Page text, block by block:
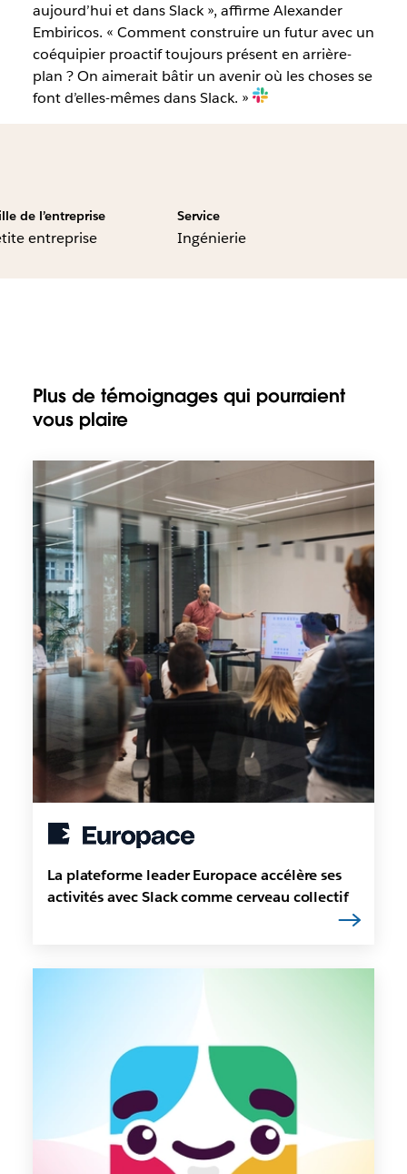
aujourd’hui et dans Slack », affirme Alexander
Embiricos. « Comment construire un futur avec un
coéquipier proactif toujours présent en arrière-
plan ? On aimerait bâtir un avenir où les choses se
font d’elles-mêmes dans Slack. »
de l’entreprise
entreprise
Service
Ingénierie
Plus de témoignages qui pourraient
vous plaire
La plateforme leader Europace accélère ses
activités avec Slack comme cerveau collectif